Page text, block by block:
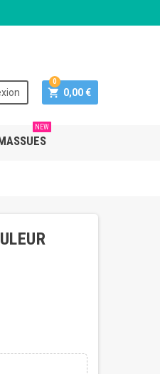
shopping_cart 0,00 €
0
NEW